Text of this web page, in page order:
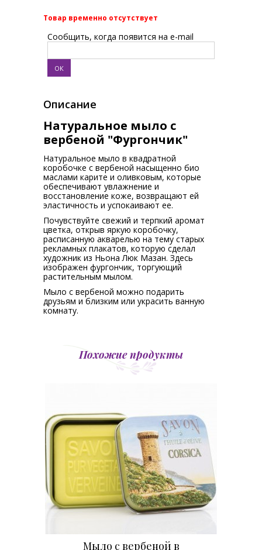
Товар временно отсутствует
Сообщить, когда появится на e-mail
Описание
Натуральное мыло с
вербеной "Фургончик"
Натуральное мыло в квадратной
коробочке с вербеной насыщенно био
маслами карите и оливковым, которые
обеспечивают увлажнение и
восстановление коже, возвращают ей
эластичность и успокаивают ее.
Почувствуйте свежий и терпкий аромат
цветка, открыв яркую коробочку,
расписанную акварелью на тему старых
рекламных плакатов, которую сделал
художник из Ньона Люк Мазан. Здесь
изображен фургончик, торгующий
растительным мылом.
Мыло с вербеной можно подарить
друзьям и близким или украсить ванную
комнату.
Похожие продукты
Мыло с вербеной в